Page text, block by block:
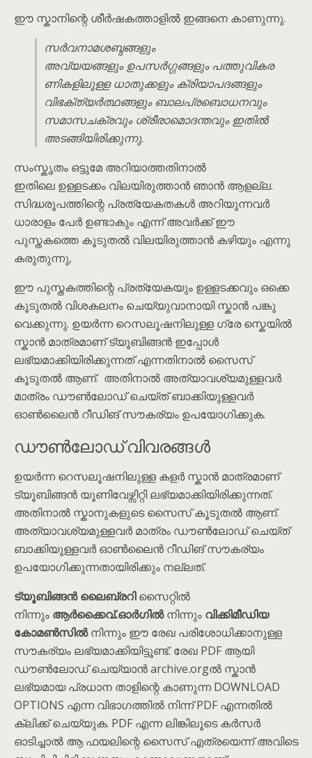
ഈ സ്കാനിന്റെ ശീർഷകത്താളിൽ ഇങ്ങനെ കാണുന്നു.
സർവനാമശബ്ദങ്ങളും
അവ്യയങ്ങളും ഉപസർഗ്ഗങ്ങളും പത്തുവികര
ണികളിലുള്ള ധാതുക്കളും ക്രിയാപദങ്ങളും
വിഭക്ത്യർത്ഥങ്ങളും ബാലപ്രബൊധനവും
സമാസചക്രവും ശ്രീരാമൊദന്തവും ഇതിൽ
അടങ്ങിയിരിക്കുന്നു.
സംസ്കൃതം ഒട്ടുമേ അറിയാത്തതിനാൽ
ഇതിലെ ഉള്ളടക്കം വിലയിരുത്താൻ ഞാൻ ആളല്ല.
സിദ്ധരൂപത്തിന്റെ പ്രത്യേകതകൾ അറിയുന്നവർ
ധാരാളം പേർ ഉണ്ടാകും എന്ന് അവർക്ക് ഈ
പുസ്തകത്തെ കൂടുതൽ വിലയിരുത്താൻ കഴിയും എന്നു
കരുതുന്നു,
ഈ പുസ്തകത്തിന്റെ പ്രത്യേകയും ഉള്ളടക്കവും ഒക്കെ
കൂടുതൽ വിശകലനം ചെയ്യുവാനായി സ്കാൻ പങ്കു
വെക്കുന്നു. ഉയർന്ന റെസലൂഷനിലുള്ള ഗ്രേ സ്കെയിൽ
സ്കാൻ മാത്രമാണ് ട്യൂബിങ്ങൻ ഇപ്പോൾ
ലഭ്യമാക്കിയിരിക്കുന്നത് എന്നതിനാൽ സൈസ്
കൂടുതൽ ആണ്. അതിനാൽ അത്യാവശ്യമുള്ളവർ
മാത്രം ഡൗൺലോഡ് ചെയ്ത് ബാക്കിയുള്ളവർ
ഓൺലൈൻ റീഡിങ് സൗകര്യം ഉപയോഗിക്കുക.
ഡൗൺലോഡ് വിവരങ്ങൾ
ഉയർന്ന റെസലൂഷനിലുള്ള കളർ സ്കാൻ മാത്രമാണ്
ട്യൂബിങ്ങൻ യൂണിവേഴ്സിറ്റി ലഭ്യമാക്കിയിരിക്കുന്നത്.
അതിനാൽ സ്കാനുകളുടെ സൈസ് കൂടുതൽ ആണ്.
അത്യാവശ്യമുള്ളവർ മാത്രം ഡൗൺലോഡ് ചെയ്ത്
ബാക്കിയുള്ളവർ ഓൺലൈൻ റീഡിങ് സൗകര്യം
ഉപയോഗിക്കുന്നതായിരിക്കും നല്ലത്.
ട്യൂബിങ്ങൻ ലൈബ്രറിസൈറ്റിൽ
നിന്നും ആർക്കൈവ്.ഓർഗിൽനിന്നും വിക്കിമീഡിയ
കോമൺസിൽനിന്നും ഈ രേഖ പരിശോധിക്കാനുള്ള
സൗകര്യം ലഭ്യമാക്കിയിട്ടൂണ്ട്. രേഖ PDF ആയി
ഡൗൺലോഡ് ചെയ്യാൻ archive.orgൽ സ്കാൻ
ലഭ്യമായ പ്രധാന താളിന്റെ കാണുന്ന DOWNLOAD
OPTIONS എന്ന വിഭാഗത്തിൽ നിന്ന് PDF എന്നതിൽ
ക്ലിക്ക് ചെയ്യുക. PDF എന്ന ലിങ്കിലൂടെ കർസർ
ഓടിച്ചാൽ ആ ഫയലിന്റെ സൈസ് എത്രയെന്ന് അവിടെ